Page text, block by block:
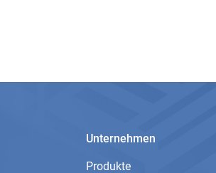
Unternehmen
Produkte